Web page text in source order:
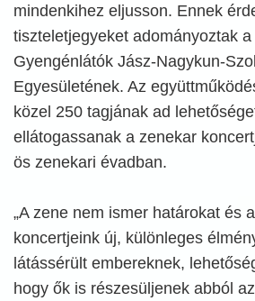
mindenkihez eljusson. Ennek
tiszteletjegyeket adományoztak
Gyengénlátók Jász-Nagykun-
Egyesületének. Az
közel 250 tagjának ad
ellátogassanak a zenekar
ös zenekari évadban.
„A zene nem ismer határokat és
koncertjeink új, különleges
látássérült embereknek,
hogy ők is részesüljenek abból